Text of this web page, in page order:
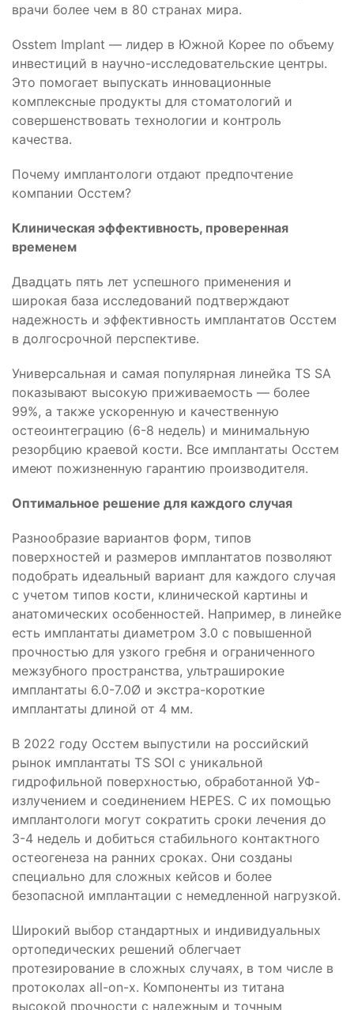
врачи более чем в 80 странах мира.
Osstem Implant — лидер в Южной Корее по объему
инвестиций в научно-исследовательские центры.
Это помогает выпускать инновационные
комплексные продукты для стоматологий и
совершенствовать технологии и контроль
качества.
Почему имплантологи отдают предпочтение
компании Осстем?
Клиническая эффективность, проверенная
временем
Двадцать пять лет успешного применения и
широкая база исследований подтверждают
надежность и эффективность имплантатов Осстем
в долгосрочной перспективе.
Универсальная и самая популярная линейка TS SA
показывают высокую приживаемость — более
99%, а также ускоренную и качественную
остеоинтеграцию (6-8 недель) и минимальную
резорбцию краевой кости. Все имплантаты Осстем
имеют пожизненную гарантию производителя.
Оптимальное решение для каждого случая
Разнообразие вариантов форм, типов
поверхностей и размеров имплантатов позволяют
подобрать идеальный вариант для каждого случая
с учетом типов кости, клинической картины и
анатомических особенностей. Например, в линейке
есть имплантаты диаметром 3.0 с повышенной
прочностью для узкого гребня и ограниченного
межзубного пространства, ультраширокие
имплантаты 6.0-7.0Ø и экстра-короткие
имплантаты длиной от 4 мм.
В 2022 году Осстем выпустили на российский
рынок имплантаты TS SOI с уникальной
гидрофильной поверхностью, обработанной УФ-
излучением и соединением HEPES. С их помощью
имплантологи могут сократить сроки лечения до
3-4 недель и добиться стабильного контактного
остеогенеза на ранних сроках. Они созданы
специально для сложных кейсов и более
безопасной имплантации с немедленной нагрузкой.
Широкий выбор стандартных и индивидуальных
ортопедических решений облегчает
протезирование в сложных случаях, в том числе в
протоколах all-on-х. Компоненты из титана
высокой прочности с надежным и точным